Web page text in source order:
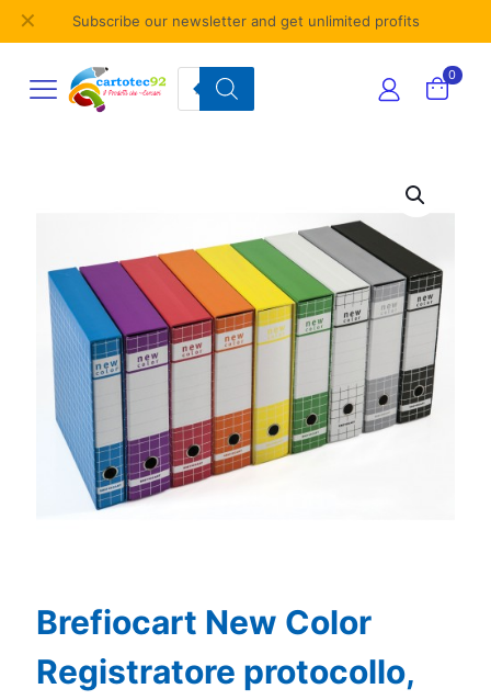
Subscribe our newsletter and get unlimited profits
✕
Products
search
0
Brefiocart New Color
Registratore protocollo,